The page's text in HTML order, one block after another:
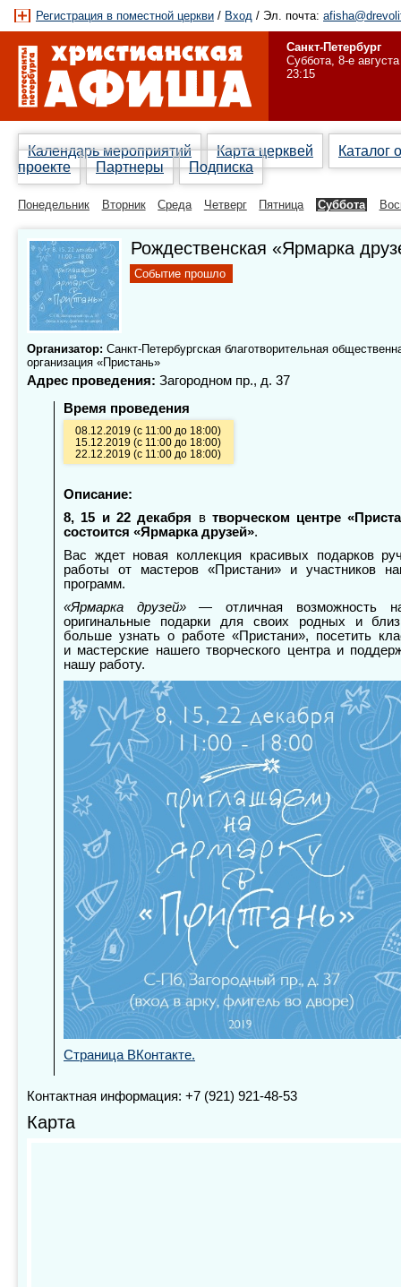
Регистрация в поместной церкви / Вход / Эл. почта:
Санкт-Петербург
Суббота, 8-е августа
23:15
Календарь мероприятий Карта церквей
Каталог
проекте
Партнеры Подписка
Понедельник Вторник Среда Четверг Пятница Суббота
Рождественская «Ярмарка
Событие прошло
Организатор: Санкт-Петербургская благотворительная
организация «Пристань»
Адрес проведения: Загородном пр., д. 37
Время проведения
08.12.2019 (с 11:00 до 18:00)
15.12.2019 (с 11:00 до 18:00)
22.12.2019 (с 11:00 до 18:00)
Описание:
8, 15 и 22 декабря в творческом центре
состоится «Ярмарка друзей».
Вас ждет новая коллекция красивых подарков
работы от мастеров «Пристани» и участников
программ.
«Ярмарка друзей»— отличная возможность
оригинальные подарки для своих родных и
больше узнать о работе «Пристани», посетить
и мастерские нашего творческого центра и
нашу работу.
Страница ВКонтакте.
Контактная информация: +7 (921) 921-48-53
Карта